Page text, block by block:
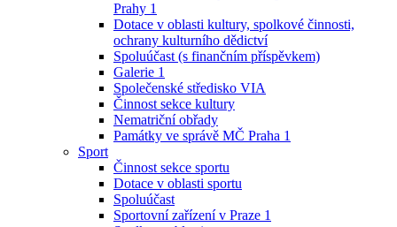
Prahy 1
Dotace v oblasti kultury, spolkové činnosti,
ochrany kulturního dědictví
Spoluúčast (s finančním příspěvkem)
Galerie 1
Společenské středisko VIA
Činnost sekce kultury
Nematriční obřady
Památky ve správě MČ Praha 1
Sport
Činnost sekce sportu
Dotace v oblasti sportu
Spoluúčast
Sportovní zařízení v Praze 1